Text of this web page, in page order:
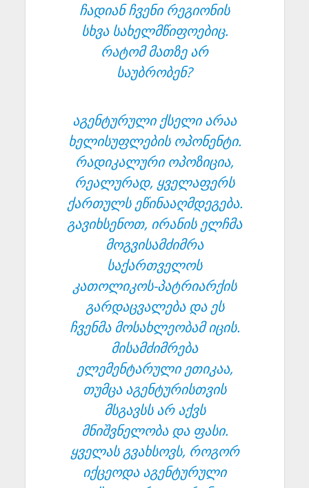
ჩადიან ჩვენი რეგიონის
სხვა სახელმწიფოებიც.
რატომ მათზე არ
საუბრობენ?
აგენტურული ქსელი არაა
ხელისუფლების ოპონენტი.
რადიკალური ოპოზიცია,
რეალურად, ყველაფერს
ქართულს ეწინააღმდეგება.
გავიხსენოთ, ირანის ელჩმა
მოგვისამძიმრა
საქართველოს
კათოლიკოს-პატრიარქის
გარდაცვალება და ეს
ჩვენმა მოსახლეობამ იცის.
მისამძიმრება
ელემენტარული ეთიკაა,
თუმცა აგენტურისთვის
მსგავსს არ აქვს
მნიშვნელობა და ფასი.
ყველას გვახსოვს, როგორ
იქცეოდა აგენტურული